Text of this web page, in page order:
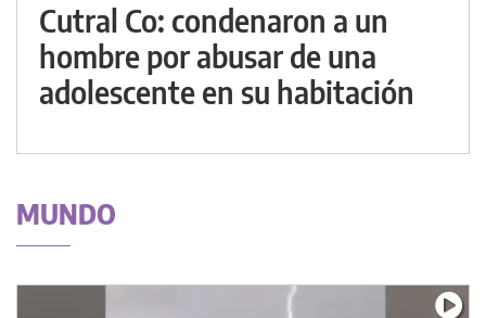
Cutral Co: condenaron a un
hombre por abusar de una
adolescente en su habitación
MUNDO